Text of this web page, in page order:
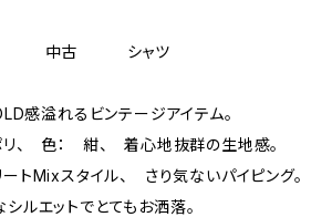
け品 中古 シャツ
感溢れるビンテージアイテム。
リ、 色： 紺、 着心地抜群の生地感。
トMixスタイル、 さり気ないパイピング。
ルエットでとてもお洒落。